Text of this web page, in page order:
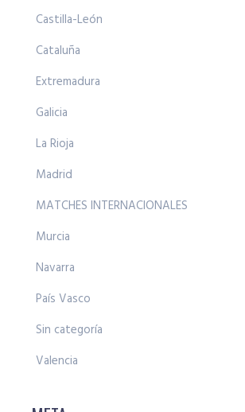
Castilla-León
Cataluña
Extremadura
Galicia
La Rioja
Madrid
MATCHES INTERNACIONALES
Murcia
Navarra
País Vasco
Sin categoría
Valencia